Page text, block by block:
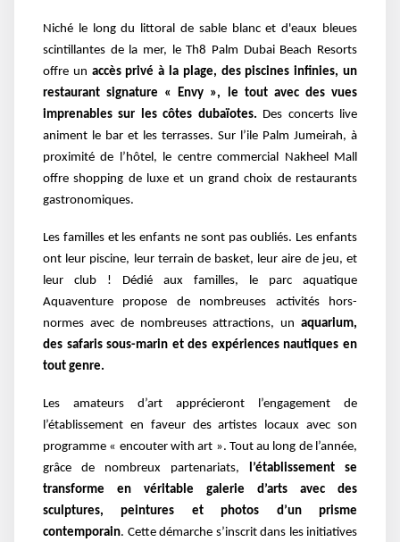
Niché le long du littoral de sable blanc et d'eaux bleues
scintillantes de la mer, le Th8 Palm Dubai Beach Resorts
offre un accès privé à la plage, des piscines infinies, un
restaurant signature « Envy », le tout avec des vues
imprenables sur les côtes dubaïotes. Des concerts live
animent le bar et les terrasses. Sur l’ile Palm Jumeirah, à
proximité de l’hôtel, le centre commercial Nakheel Mall
offre shopping de luxe et un grand choix de restaurants
gastronomiques.
Les familles et les enfants ne sont pas oubliés. Les enfants
ont leur piscine, leur terrain de basket, leur aire de jeu, et
leur club ! Dédié aux familles, le parc aquatique
Aquaventure propose de nombreuses activités hors-
normes avec de nombreuses attractions, un aquarium,
des safaris sous-marin et des expériences nautiques en
tout genre.
Les amateurs d’art apprécieront l’engagement de
l’établissement en faveur des artistes locaux avec son
programme « encouter with art ». Tout au long de l’année,
grâce de nombreux partenariats, l’établissement se
transforme en véritable galerie d’arts avec des
sculptures, peintures et photos d’un prisme
contemporain. Cette démarche s’inscrit dans les initiatives